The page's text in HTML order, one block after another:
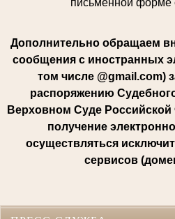
Дополнительно обращаем
сообщения с иностранных
том числе @gmail.com)
распоряжению
Верховном Суде
получение
осуществляться
сервисов